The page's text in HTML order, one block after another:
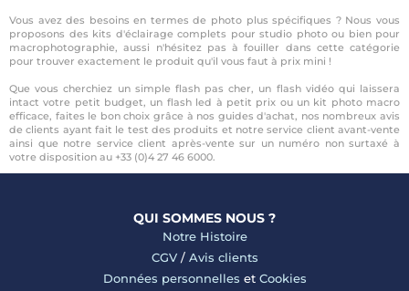
Vous avez des besoins en termes de photo plus spécifiques ? Nous vous
proposons des kits d'éclairage complets pour studio photo ou bien pour
macrophotographie, aussi n'hésitez pas à fouiller dans cette catégorie
pour trouver exactement le produit qu'il vous faut à prix mini !
Que vous cherchiez un simple flash pas cher, un flash vidéo qui laissera
intact votre petit budget, un flash led à petit prix ou un kit photo macro
efficace, faites le bon choix grâce à nos guides d'achat, nos nombreux avis
de clients ayant fait le test des produits et notre service client avant-vente
ainsi que notre service client après-vente sur un numéro non surtaxé à
votre disposition au +33 (0)4 27 46 6000.
QUI SOMMES NOUS ?
Notre Histoire
CGV/ Avis clients
Données personnelles et Cookies